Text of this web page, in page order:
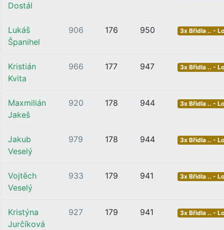
Dostál
Lukáš
Španihel
906 176 950 3x Břidla .. -
Kristián
Kvita
966 177 947 3x Břidla .. -
Maxmilián
Jakeš
920 178 944 3x Břidla .. -
Jakub
Veselý
979 178 944 3x Břidla .. -
Vojtěch
Veselý
933 179 941 3x Břidla .. -
Kristýna
Jurčíková
927 179 941 3x Břidla .. -